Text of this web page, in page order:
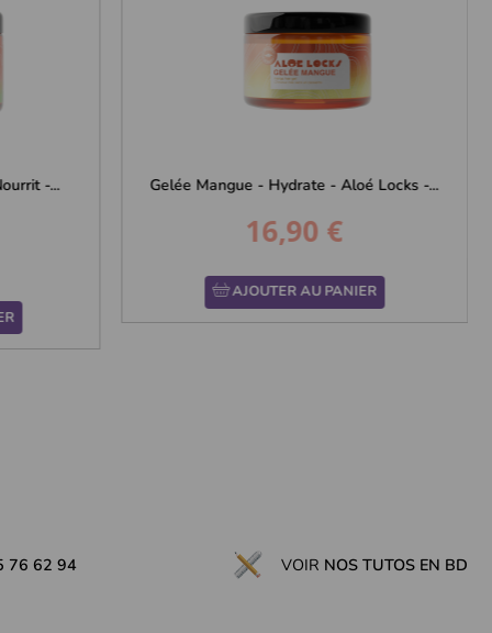
-... Gelée Mangue - Hydrate - Aloé Locks -...
Prix
16,90 €
AJOUTER AU PANIER
76 62 94 VOIR NOS TUTOS EN BD